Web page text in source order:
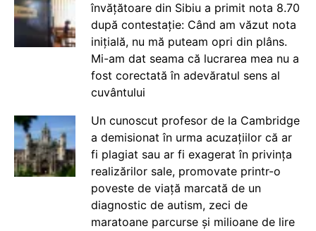
învățătoare din Sibiu a primit nota 8.70
după contestație: Când am văzut nota
inițială, nu mă puteam opri din plâns.
Mi-am dat seama că lucrarea mea nu a
fost corectată în adevăratul sens al
cuvântului
Un cunoscut profesor de la Cambridge
a demisionat în urma acuzațiilor că ar
fi plagiat sau ar fi exagerat în privința
realizărilor sale, promovate printr-o
poveste de viață marcată de un
diagnostic de autism, zeci de
maratoane parcurse și milioane de lire